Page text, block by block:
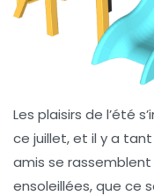
Les plaisirs de l’été
ce juillet, et il y a
amis se
ensoleillées, que ce